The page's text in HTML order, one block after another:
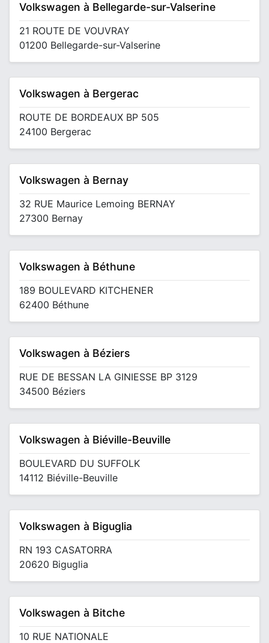
Volkswagen à Bellegarde-sur-Valserine
21 ROUTE DE VOUVRAY
01200 Bellegarde-sur-Valserine
Volkswagen à Bergerac
ROUTE DE BORDEAUX BP 505
24100 Bergerac
Volkswagen à Bernay
32 RUE Maurice Lemoing BERNAY
27300 Bernay
Volkswagen à Béthune
189 BOULEVARD KITCHENER
62400 Béthune
Volkswagen à Béziers
RUE DE BESSAN LA GINIESSE BP 3129
34500 Béziers
Volkswagen à Biéville-Beuville
BOULEVARD DU SUFFOLK
14112 Biéville-Beuville
Volkswagen à Biguglia
RN 193 CASATORRA
20620 Biguglia
Volkswagen à Bitche
10 RUE NATIONALE